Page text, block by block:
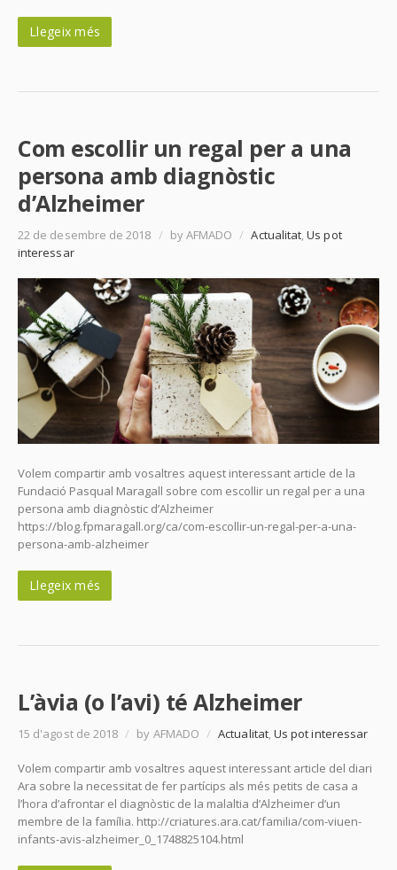
Llegeix més
Com escollir un regal per a una
persona amb diagnòstic
d’Alzheimer
22 de desembre de 2018 / by AFMADO / Actualitat,Us pot
interessar
Volem compartir amb vosaltres aquest interessant article de la
Fundació Pasqual Maragall sobre com escollir un regal per a una
persona amb diagnòstic d’Alzheimer
https://blog.fpmaragall.org/ca/com-escollir-un-regal-per-a-una-
persona-amb-alzheimer
Llegeix més
L’àvia (o l’avi) té Alzheimer
15 d'agost de 2018 / by AFMADO / Actualitat,Us pot interessar
Volem compartir amb vosaltres aquest interessant article del diari
Ara sobre la necessitat de fer partícips als més petits de casa a
l’hora d’afrontar el diagnòstic de la malaltia d’Alzheimer d’un
membre de la família. http://criatures.ara.cat/familia/com-viuen-
infants-avis-alzheimer_0_1748825104.html